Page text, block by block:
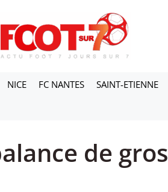
NICE FC NANTES SAINT-ETIENNE
de gros